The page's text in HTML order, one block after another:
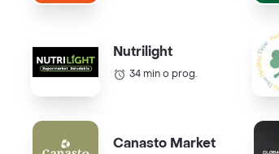
Nutrilight
34 min o prog.
Canasto Market